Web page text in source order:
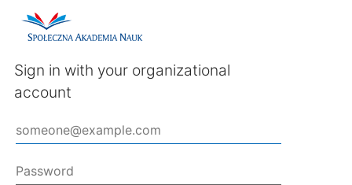
Sign in with your organizational
account